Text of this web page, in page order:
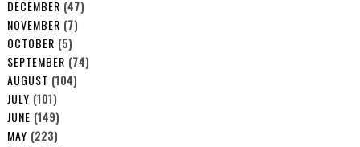
DECEMBER (47)
NOVEMBER (7)
OCTOBER (5)
SEPTEMBER (74)
AUGUST (104)
JULY (101)
JUNE (149)
MAY (223)